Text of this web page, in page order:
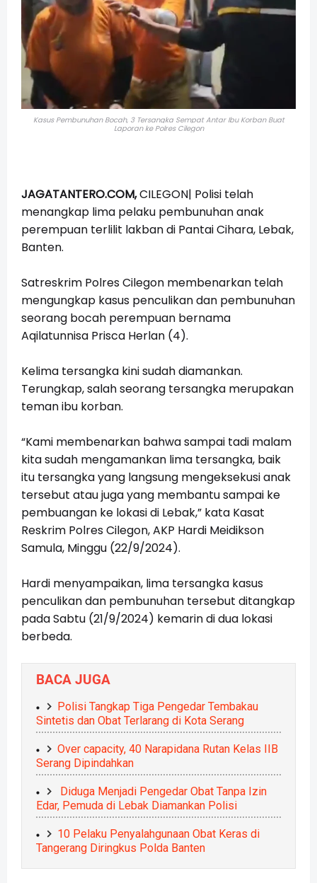
Kasus Pembunuhan Bocah, 3 Tersangka Sempat Antar Ibu Korban Buat
Laporan ke Polres Cilegon
JAGATANTERO.COM,CILEGON| Polisi telah
menangkap lima pelaku pembunuhan anak
perempuan terlilit lakban di Pantai Cihara, Lebak,
Banten.
Satreskrim Polres Cilegon membenarkan telah
mengungkap kasus penculikan dan pembunuhan
seorang bocah perempuan bernama
Aqilatunnisa Prisca Herlan (4).
Kelima tersangka kini sudah diamankan.
Terungkap, salah seorang tersangka merupakan
teman ibu korban.
“Kami membenarkan bahwa sampai tadi malam
kita sudah mengamankan lima tersangka, baik
itu tersangka yang langsung mengeksekusi anak
tersebut atau juga yang membantu sampai ke
pembuangan ke lokasi di Lebak,” kata Kasat
Reskrim Polres Cilegon, AKP Hardi Meidikson
Samula, Minggu (22/9/2024).
Hardi menyampaikan, lima tersangka kasus
penculikan dan pembunuhan tersebut ditangkap
pada Sabtu (21/9/2024) kemarin di dua lokasi
berbeda.
BACA JUGA
Polisi Tangkap Tiga Pengedar Tembakau
Sintetis dan Obat Terlarang di Kota Serang
Over capacity, 40 Narapidana Rutan Kelas IIB
Serang Dipindahkan
Diduga Menjadi Pengedar Obat Tanpa Izin
Edar, Pemuda di Lebak Diamankan Polisi
10 Pelaku Penyalahgunaan Obat Keras di
Tangerang Diringkus Polda Banten